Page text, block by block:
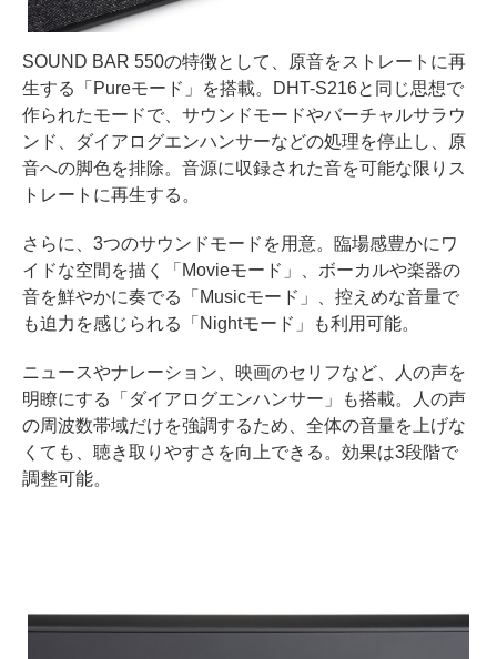
SOUND BAR 550の特徴として、原音をストレートに再
生する「Pureモード」を搭載。DHT-S216と同じ思想で
作られたモードで、サウンドモードやバーチャルサラウ
ンド、ダイアログエンハンサーなどの処理を停止し、原
音への脚色を排除。音源に収録された音を可能な限りス
トレートに再生する。
さらに、3つのサウンドモードを用意。臨場感豊かにワ
イドな空間を描く「Movieモード」、ボーカルや楽器の
音を鮮やかに奏でる「Musicモード」、控えめな音量で
も迫力を感じられる「Nightモード」も利用可能。
ニュースやナレーション、映画のセリフなど、人の声を
明瞭にする「ダイアログエンハンサー」も搭載。人の声
の周波数帯域だけを強調するため、全体の音量を上げな
くても、聴き取りやすさを向上できる。効果は3段階で
調整可能。